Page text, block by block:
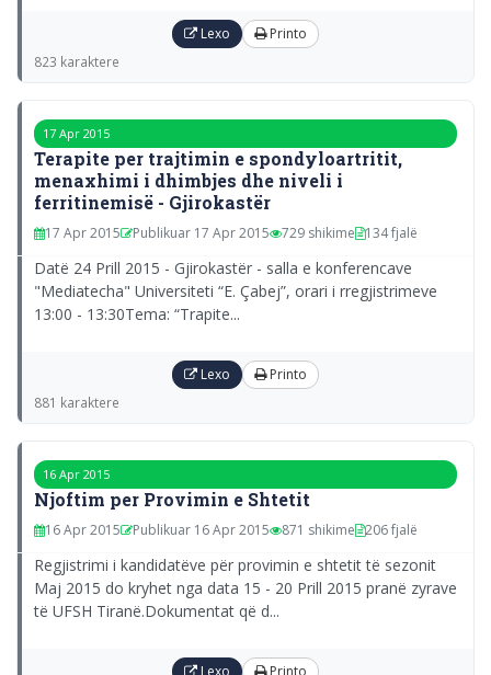
Lexo Printo
823 karaktere
17 Apr 2015
Terapite per trajtimin e spondyloartritit,
menaxhimi i dhimbjes dhe niveli i
ferritinemisë - Gjirokastër
17 Apr 2015 Publikuar 17 Apr 2015 729 shikime 134 fjalë
Datë 24 Prill 2015 - Gjirokastër - salla e konferencave
"Mediatecha" Universiteti “E. Çabej”, orari i rregjistrimeve
13:00 - 13:30Tema: “Trapite...
Lexo Printo
881 karaktere
16 Apr 2015
Njoftim per Provimin e Shtetit
16 Apr 2015 Publikuar 16 Apr 2015 871 shikime 206 fjalë
Regjistrimi i kandidatëve për provimin e shtetit të sezonit
Maj 2015 do kryhet nga data 15 - 20 Prill 2015 pranë zyrave
të UFSH Tiranë.Dokumentat që d...
Lexo Printo